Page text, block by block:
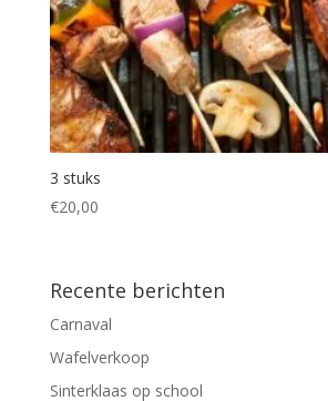
3 stuks
€20,00
Recente berichten
Carnaval
Wafelverkoop
Sinterklaas op school